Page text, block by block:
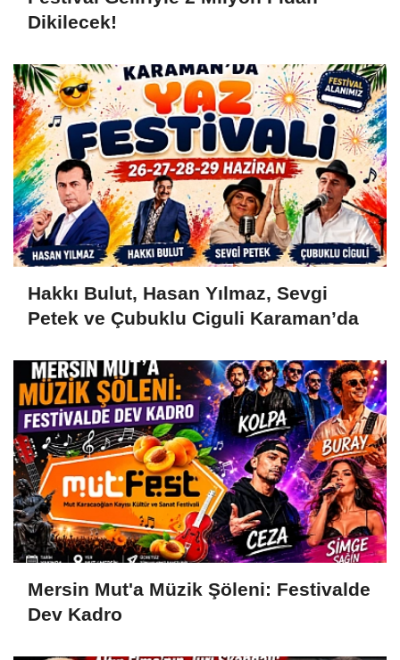
Dikilecek!
Hakkı Bulut, Hasan Yılmaz, Sevgi
Petek ve Çubuklu Ciguli Karaman’da
Mersin Mut'a Müzik Şöleni: Festivalde
Dev Kadro